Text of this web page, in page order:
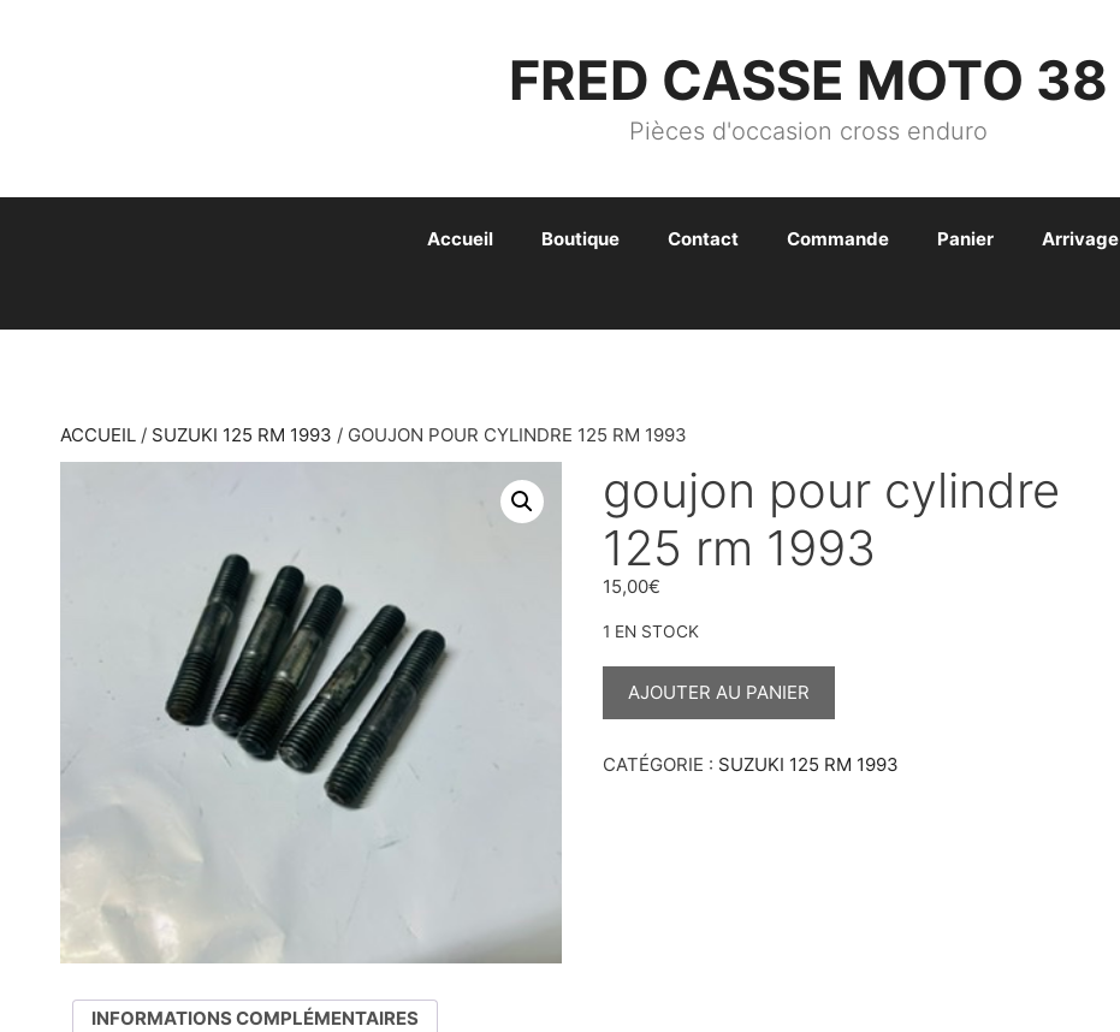
FRED CASSE MOTO 38
Pièces d'occasion cross enduro
Accueil Boutique Contact Commande Panier Arrivage
ACCUEIL / SUZUKI 125 RM 1993 / GOUJON POUR CYLINDRE 125 RM 1993
goujon pour cylindre
125 rm 1993
15,00€
1 EN STOCK
QUANTITÉ
125
AJOUTER AU PANIER
CATÉGORIE : SUZUKI 125 RM 1993
INFORMATIONS COMPLÉMENTAIRES